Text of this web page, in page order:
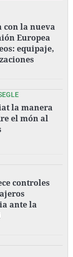
con la nueva
Europea
equipaje,
la manera
el món al
controles
ante la